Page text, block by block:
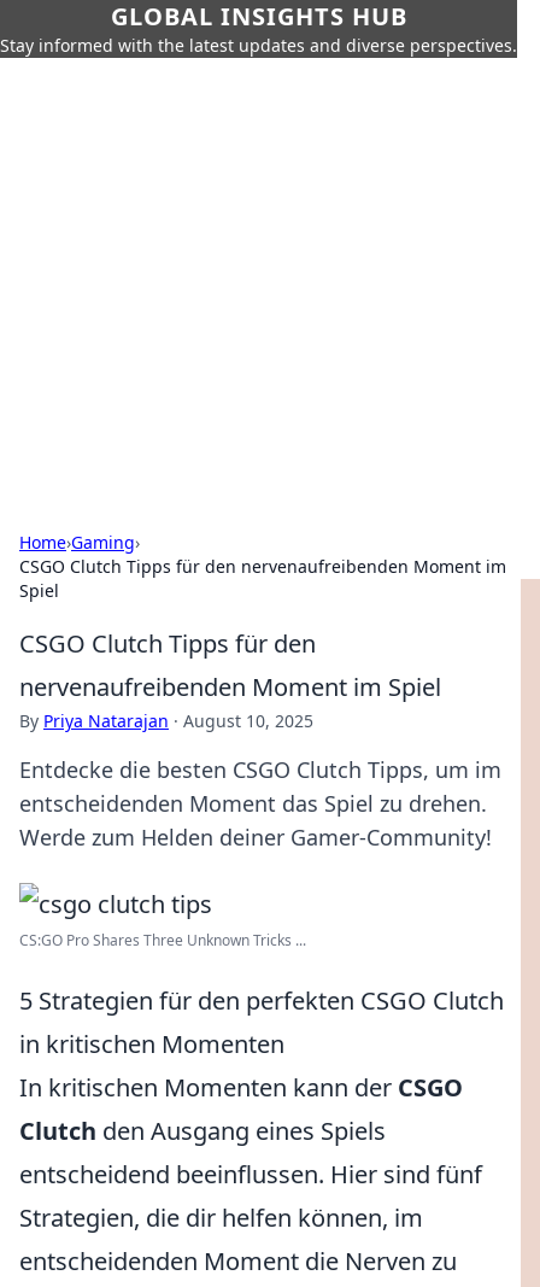
GLOBAL INSIGHTS HUB
Stay informed with the latest updates and diverse perspectives.
Home›Gaming›
CSGO Clutch Tipps für den nervenaufreibenden Moment im
Spiel
CSGO Clutch Tipps für den
nervenaufreibenden Moment im Spiel
By Priya Natarajan · August 10, 2025
Entdecke die besten CSGO Clutch Tipps, um im
entscheidenden Moment das Spiel zu drehen.
Werde zum Helden deiner Gamer-Community!
CS:GO Pro Shares Three Unknown Tricks ...
5 Strategien für den perfekten CSGO Clutch
in kritischen Momenten
In kritischen Momenten kann der CSGO
Clutch den Ausgang eines Spiels
entscheidend beeinflussen. Hier sind fünf
Strategien, die dir helfen können, im
entscheidenden Moment die Nerven zu